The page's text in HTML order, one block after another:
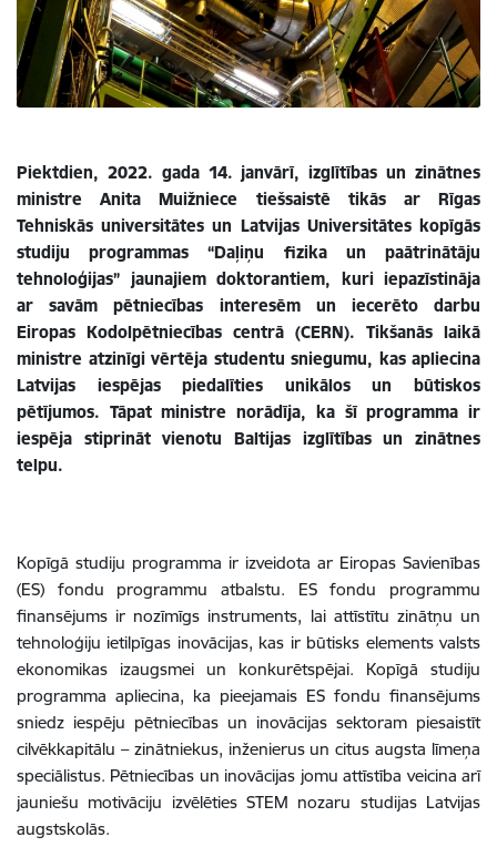
Piektdien, 2022. gada 14. janvārī, izglītības un zinātnes
ministre Anita Muižniece tiešsaistē tikās ar Rīgas
Tehniskās universitātes un Latvijas Universitātes kopīgās
studiju programmas “Daļiņu fizika un paātrinātāju
tehnoloģijas” jaunajiem doktorantiem, kuri iepazīstināja
ar savām pētniecības interesēm un iecerēto darbu
Eiropas Kodolpētniecības centrā (CERN). Tikšanās laikā
ministre atzinīgi vērtēja studentu sniegumu, kas apliecina
Latvijas iespējas piedalīties unikālos un būtiskos
pētījumos. Tāpat ministre norādīja, ka šī programma ir
iespēja stiprināt vienotu Baltijas izglītības un zinātnes
telpu.
Kopīgā studiju programma ir izveidota ar Eiropas Savienības
(ES) fondu programmu atbalstu. ES fondu programmu
finansējums ir nozīmīgs instruments, lai attīstītu zinātņu un
tehnoloģiju ietilpīgas inovācijas, kas ir būtisks elements valsts
ekonomikas izaugsmei un konkurētspējai. Kopīgā studiju
programma apliecina, ka pieejamais ES fondu finansējums
sniedz iespēju pētniecības un inovācijas sektoram piesaistīt
cilvēkkapitālu – zinātniekus, inženierus un citus augsta līmeņa
speciālistus. Pētniecības un inovācijas jomu attīstība veicina arī
jauniešu motivāciju izvēlēties STEM nozaru studijas Latvijas
augstskolās.